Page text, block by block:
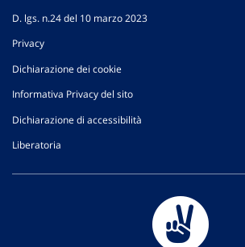
D. lgs. n.24 del 10 marzo 2023
Privacy
Dichiarazione dei cookie
Informativa Privacy del sito
Dichiarazione di accessibilità
Liberatoria